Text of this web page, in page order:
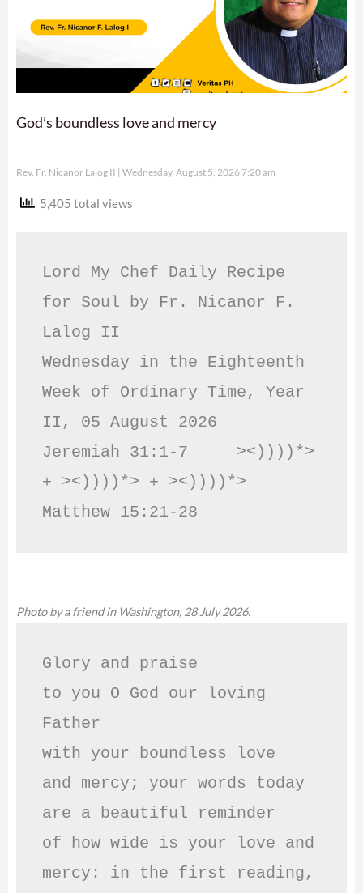
God’s boundless love and mercy
Rev. Fr. Nicanor Lalog II Wednesday, August 5, 2026 7:20 am
5,405 total views
Lord My Chef Daily Recipe
for Soul by Fr. Nicanor F.
Lalog II
Wednesday in the Eighteenth
Week of Ordinary Time, Year
II, 05 August 2026
Jeremiah 31:1-7     ><))))*>
+ ><))))*> + ><))))*>
Matthew 15:21-28
Photo by a friend in Washington, 28 July 2026.
Glory and praise
to you O God our loving
Father
with your boundless love
and mercy; your words today
are a beautiful reminder
of how wide is your love and
mercy: in the first reading,